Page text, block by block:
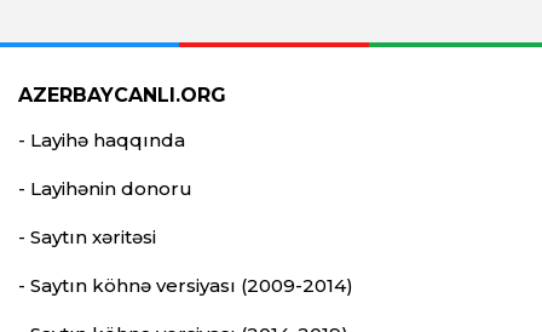
AZERBAYCANLI.ORG
- Layihə haqqında
- Layihənin donoru
- Saytın xəritəsi
- Saytın köhnə versiyası (2009-2014)